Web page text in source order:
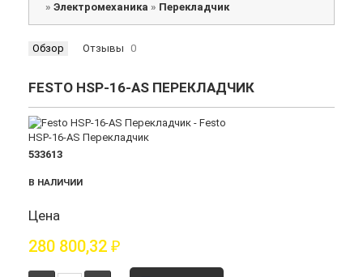
» Электромеханика » Перекладчик
Обзор Отзывы 0
FESTO HSP-16-AS ПЕРЕКЛАДЧИК
533613
В НАЛИЧИИ
Цена
280 800,32 ₽